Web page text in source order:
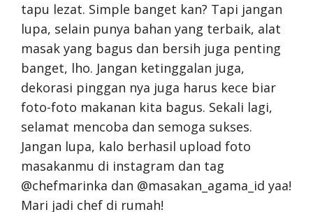
tapu lezat. Simple banget kan? Tapi jangan
lupa, selain punya bahan yang terbaik, alat
masak yang bagus dan bersih juga penting
banget, lho. Jangan ketinggalan juga,
dekorasi pinggan nya juga harus kece biar
foto-foto makanan kita bagus. Sekali lagi,
selamat mencoba dan semoga sukses.
Jangan lupa, kalo berhasil upload foto
masakanmu di instagram dan tag
@chefmarinka dan @masakan_agama_id yaa!
Mari jadi chef di rumah!